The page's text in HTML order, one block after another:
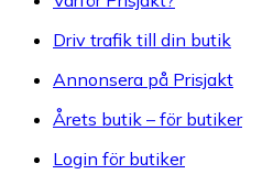
Driv trafik till din butik
Annonsera på Prisjakt
Årets butik – för butiker
Login för butiker